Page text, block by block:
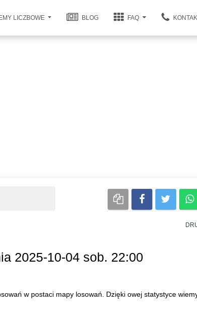
LICZBOWE BLOG FAQ
2025-10-04 sob. 22:00
w postaci mapy losowań. Dzięki owej statystyce